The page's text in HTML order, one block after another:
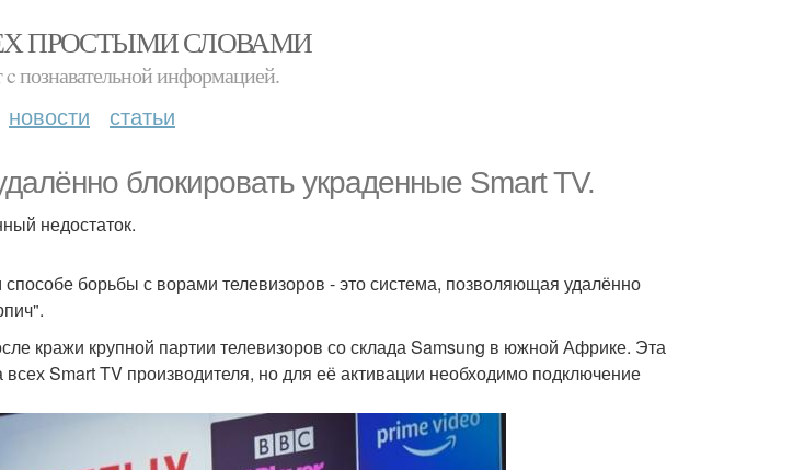
ПРОСТЫМИ СЛОВАМИ
познавательной информацией.
новости статьи
блокировать украденные Smart TV.
недостаток.
борьбы с ворами телевизоров - это система, позволяющая удалённо
кражи крупной партии телевизоров со склада Samsung в южной Африке. Эта
Smart TV производителя, но для её активации необходимо подключение